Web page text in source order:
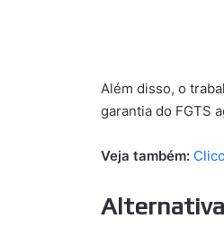
Além disso, o
garantia do FGTS
Veja também: